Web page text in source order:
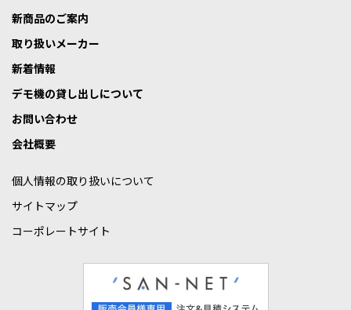
新商品のご案内
取り扱いメーカー
新着情報
デモ機の貸し出しについて
お問い合わせ
会社概要
個人情報の取り扱いについて
サイトマップ
コーポレートサイト